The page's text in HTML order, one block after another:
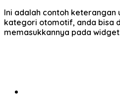
Ini adalah contoh keterangan
kategori otomotif, anda bisa
memasukkannya pada